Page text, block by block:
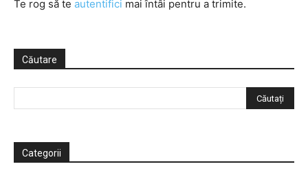
Te rog să te autentifici mai întâi pentru a trimite.
Căutare
Categorii